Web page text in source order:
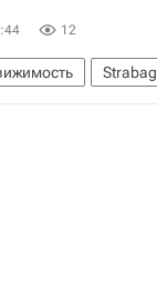
12
Strabag